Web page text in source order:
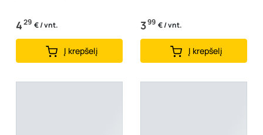
429 € / vnt.
Į krepšelį
399 € / vnt.
Į krepšelį